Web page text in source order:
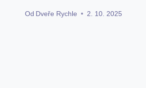
Od Dveře Rychle 2. 10. 2025